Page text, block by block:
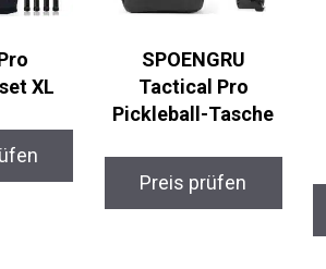
XL
SPOENGRU
Tactical Pro
Pickleball-Tasche
Preis prüfen